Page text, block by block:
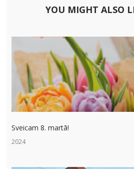
YOU MIGHT ALSO
Sveicam 8. martā!
2024